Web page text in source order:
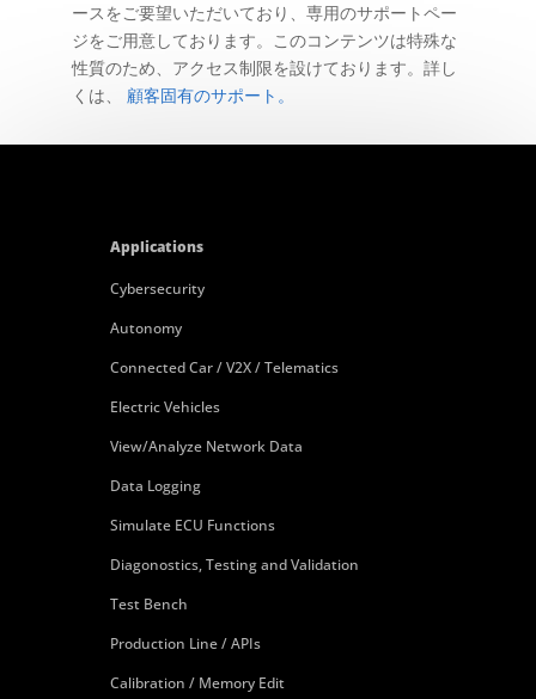
ースをご要望いただいており、専用のサポートペー
ジをご用意しております。このコンテンツは特殊な
性質のため、アクセス制限を設けております。詳し
くは、 顧客固有のサポート。
Applications
Cybersecurity
Autonomy
Connected Car / V2X / Telematics
Electric Vehicles
View/Analyze Network Data
Data Logging
Simulate ECU Functions
Diagonostics, Testing and Validation
Test Bench
Production Line / APIs
Calibration / Memory Edit